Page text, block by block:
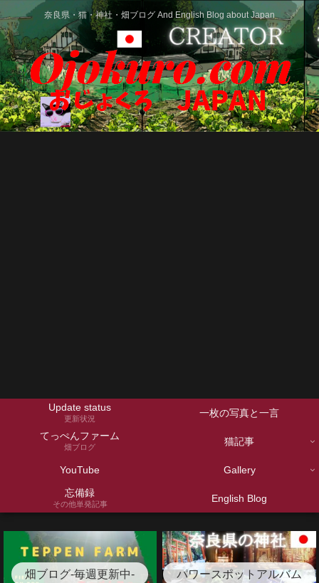
奈良県・猫・神社・畑ブログ And English Blog about Japan
Update status
更新状況
一枚の写真と一言
てっぺんファーム
畑ブログ 猫記事
YouTube
Gallery
忘備録
その他単発記事 English Blog
畑ブログ-毎週更新中- パワースポットアルバム